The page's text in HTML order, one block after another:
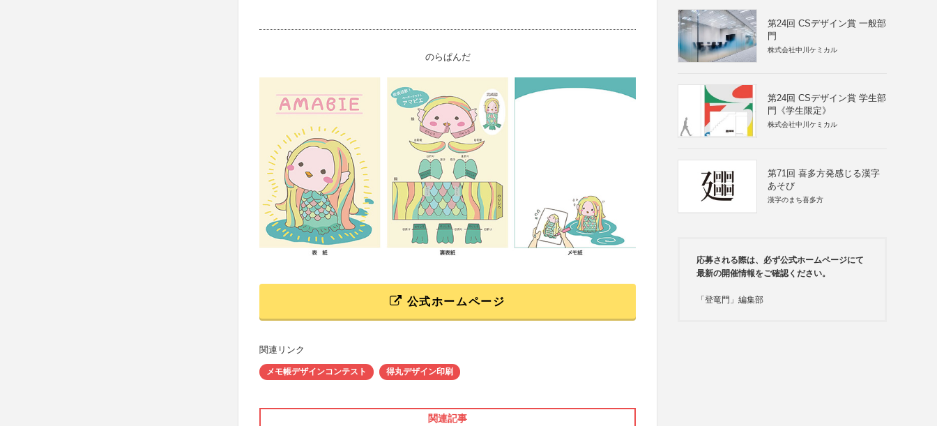
のらぱんだ
公式ホームページ
関連リンク
メモ帳デザインコンテスト 得丸デザイン印刷
関連記事
第24回 CSデザイン賞 一般部
門
株式会社中川ケミカル
第24回 CSデザイン賞 学生部
門《学生限定》
株式会社中川ケミカル
第71回 喜多方発感じる漢字
あそび
漢字のまち喜多方
応募される際は、必ず公式ホームページにて
最新の開催情報をご確認ください。
「登竜門」編集部